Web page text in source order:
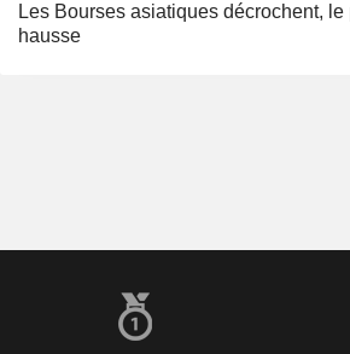
Les Bourses asiatiques décrochent, le
hausse